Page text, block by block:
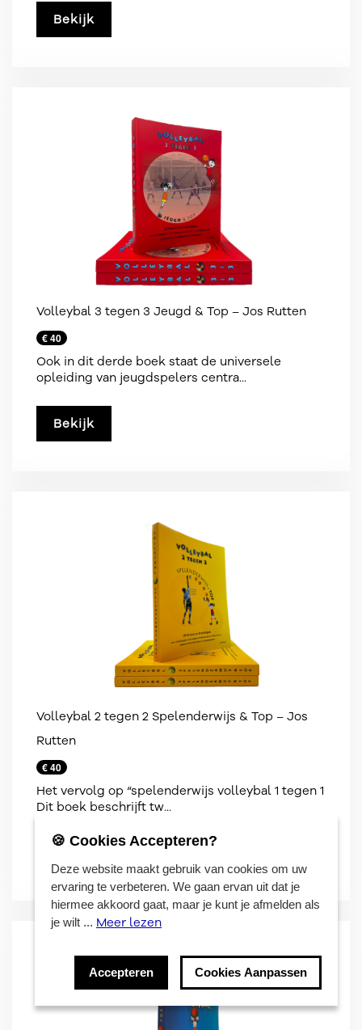
Bekijk
Volleybal 3 tegen 3 Jeugd & Top – Jos Rutten
€ 40
Ook in dit derde boek staat de universele
opleiding van jeugdspelers centra...
Bekijk
Volleybal 2 tegen 2 Spelenderwijs & Top – Jos
Rutten
€ 40
Het vervolg op “spelenderwijs volleybal 1 tegen 1
Dit boek beschrijft tw...
🍪 Cookies Accepteren?
Deze website maakt gebruik van cookies om uw
ervaring te verbeteren. We gaan ervan uit dat je
hiermee akkoord gaat, maar je kunt je afmelden als
je wilt ... Meer lezen
Accepteren Cookies Aanpassen